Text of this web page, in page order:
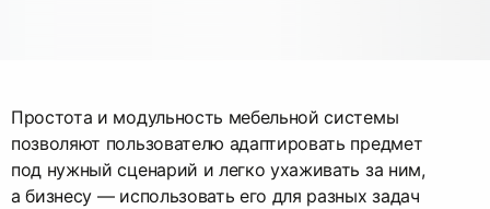
Простота и модульность мебельной системы
позволяют пользователю адаптировать предмет
под нужный сценарий и легко ухаживать за ним,
а бизнесу — использовать его для разных задач